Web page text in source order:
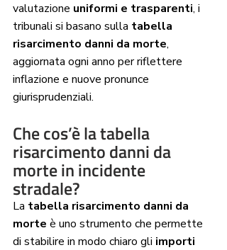
valutazione uniformi e trasparenti, i
tribunali si basano sulla tabella
risarcimento danni da morte,
aggiornata ogni anno per riflettere
inflazione e nuove pronunce
giurisprudenziali.
Che cos’è la tabella
risarcimento danni da
morte in incidente
stradale?
La tabella risarcimento danni da
morte è uno strumento che permette
di stabilire in modo chiaro gli importi